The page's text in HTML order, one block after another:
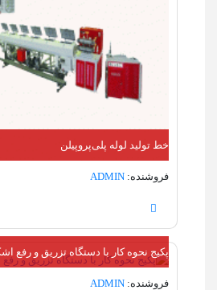
خط تولید لوله‌ پلی‌‌پروپیلن
فروشنده: ADMIN
پکیج نحوه کار با دستگاه تزریق و رفع
فروشنده: ADMIN